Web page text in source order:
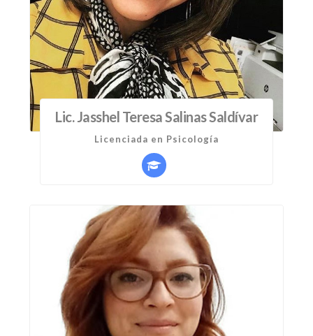
Lic. Jasshel Teresa Salinas Saldívar
Licenciada en Psicología